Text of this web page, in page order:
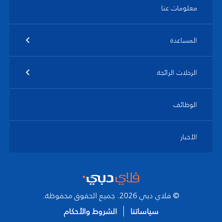
معلومات عنا
المساعدة
الرحلات الرائجة
الوظائف
الأخبار
© فلاي دبي 2026. جميع الحقوق محفوظة.
سياساتنا
الشروط والأحكام